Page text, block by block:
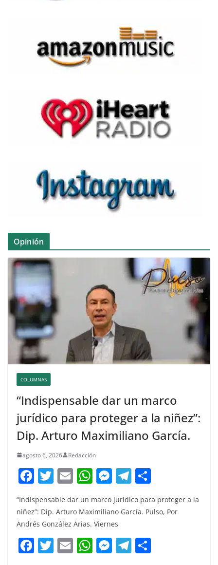
Opinión
COLUMNAS
“Indispensable dar un marco
jurídico para proteger a la niñez”:
Dip. Arturo Maximiliano García.
agosto 6, 2026 Redacción
F
c
e
b
o
T
itt
er
E
ai
l
W
at
s
A
p
M
ss
e
n
g
T
e
a
m
m
“Indispensable dar un marco jurídico para proteger a la
niñez”: Dip. Arturo Maximiliano García. Pulso, Por
Andrés González Arias. Viernes
F T E W M T